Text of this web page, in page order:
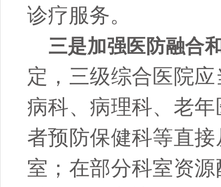
诊疗服务。
三是加强医防融合
定，三级综合医院
病科、病理科、老
者预防保健科等直
室；在部分科室资